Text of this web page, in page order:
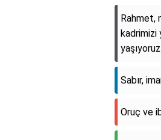
Rahmet,
kadrimizi
Sabır,
Oruç ve